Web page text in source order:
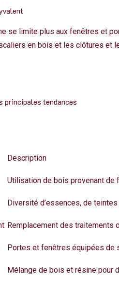
se limite plus aux fenêtres et
en bois et les clôtures et
principales tendances
Description
Utilisation de bois provenant de
Diversité d’essences, de
Remplacement des traitements
Portes et fenêtres équipées de
Mélange de bois et résine pour